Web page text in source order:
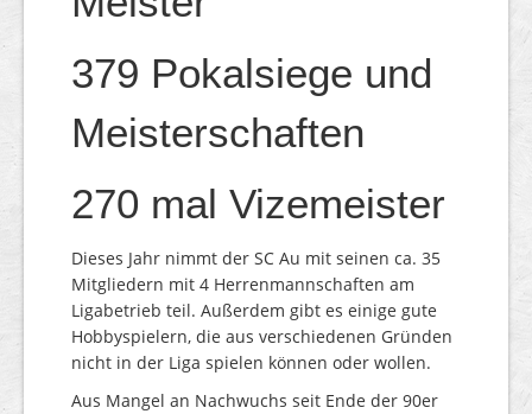
379 Pokalsiege und
Meisterschaften
270 mal Vizemeister
Dieses Jahr nimmt der SC Au mit seinen ca. 35
Mitgliedern mit 4 Herrenmannschaften am
Ligabetrieb teil. Außerdem gibt es einige gute
Hobbyspielern, die aus verschiedenen Gründen
nicht in der Liga spielen können oder wollen.
Aus Mangel an Nachwuchs seit Ende der 90er